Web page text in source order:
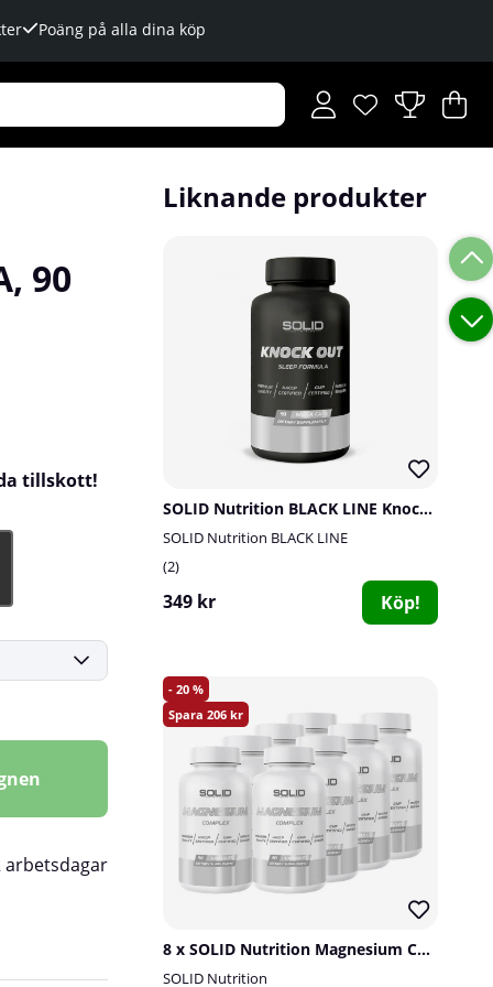
Poäng på alla dina köp
Önskelista
Antal i
.
.
90
tillskott!
arbetsdagar
Liknande produkter
SOLID Nutrition BLACK LINE Knock Out, 90 mega caps
SOLID Nutrition BLACK LINE
2
349 kr Köp!
20
206
8 x SOLID Nutrition Magnesium Complex, 90 caps
SOLID Nutrition